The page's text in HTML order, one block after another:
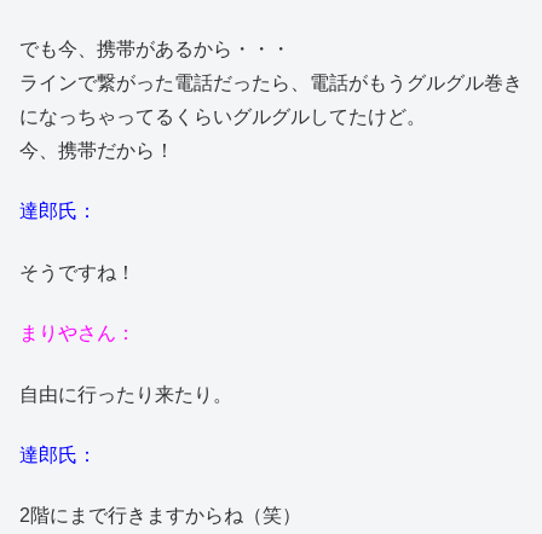
でも今、携帯があるから・・・
ラインで繋がった電話だったら、電話がもうグルグル巻き
になっちゃってるくらいグルグルしてたけど。
今、携帯だから！
達郎氏：
そうですね！
まりやさん：
自由に行ったり来たり。
達郎氏：
2階にまで行きますからね（笑）